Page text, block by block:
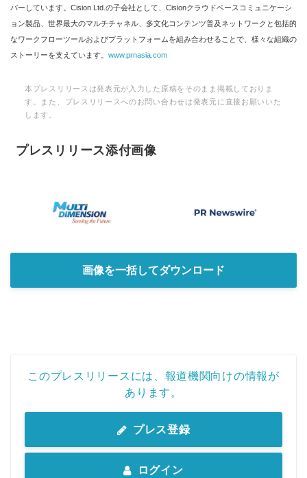
バーしています。Cision Ltd.の子会社として、Cisionクラウドベースコミュニケーシ
ョン製品、世界最大のマルチチャネル、多文化コンテンツ普及ネットワークと包括的
なワークフローツールおよびプラットフォームを組み合わせることで、様々な組織の
ストーリーを支えています。 www.prnasia.com
本プレスリリースは発表元が入力した原稿をそのまま掲載しておりま
す。また、プレスリリースへのお問い合わせは発表元に直接お願いいた
します。
プレスリリース添付画像
画像を一括してダウンロード
このプレスリリースには、報道機関向けの情報が
あります。
プレス登録
ログイン